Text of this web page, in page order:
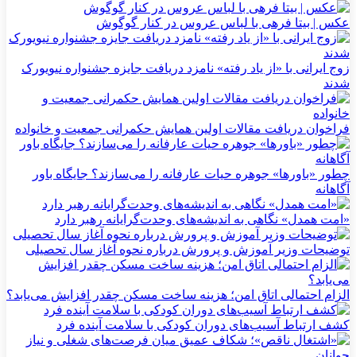
عکس | بیتا فرهی با لباس عروس در کنار گوگوش
زوج ایرانی با «از یاد رفته» نامزد دریافت جایزه جشنواره نیویورک
شدند
فراخوان دریافت مقالات اولین همایش حکمرانی جمعیت و خانواده
چطور «باورها» جوهره حیات عارفانه را می‌سازند؟ جایگاه باور
آگاهانه
«امت همدل» نگاهی به اندیشه‌های وحدت‌گرایانه رهبر دارد
توضیحات وزیر آموزش و پرورش درباره نحوه آغاز سال تحصیلی
الزام احتمالی اتاق امن؛ هزینه ساخت مسکن چقدر افزایش می‌یابد؟
کشف ارتباط آسیب‌های دوران کودکی با سلامت آینده فرد